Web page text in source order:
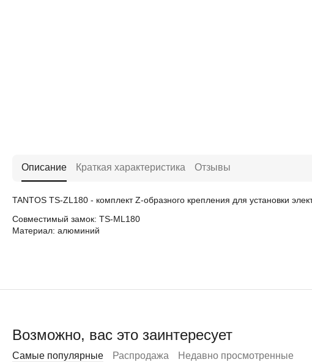
Описание Краткая характеристика Отзывы
TANTOS TS-ZL180 - комплект Z-образного крепления для установки
Совместимый замок: TS-ML180
Материал: алюминий
Возможно, вас это заинтересует
Самые популярные Распродажа Недавно просмотренные